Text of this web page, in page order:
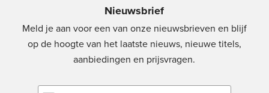
Nieuwsbrief
Meld je aan voor een van onze nieuwsbrieven en blijf
op de hoogte van het laatste nieuws, nieuwe titels,
aanbiedingen en prijsvragen.
E-